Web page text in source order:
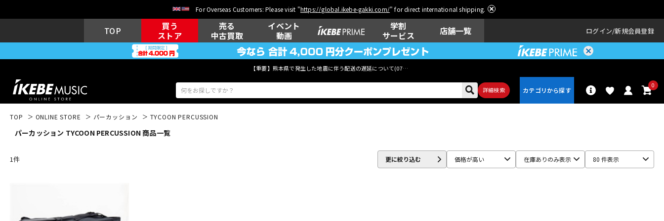
For Overseas Customers: Please visit "https://global.ikebe-gakki.com/" for direct international shipping.
TOP
買う
ストア
売る
中古買取
イベント
動画
学割
サービス
店舗一覧 ログイン 新規会員登録
【重要】熊本県で発生した地震に伴う配送の遅延について(07月29日
詳細検索
0
アコギ/エレ
TOP ONLINE STORE パーカッション TYCOON PERCUSSION
パーカッション TYCOON PERCUSSION 商品一覧
1件 更に絞り込む 価格が高い 在庫ありのみ表示 80 件表示